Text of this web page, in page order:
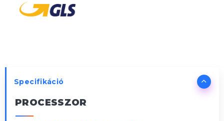
Specifikáció
PROCESSZOR